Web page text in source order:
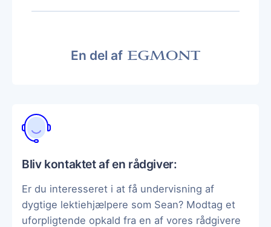
En del af
Bliv kontaktet af en rådgiver:
Er du interesseret i at få undervisning af
dygtige lektiehjælpere som Sean? Modtag et
uforpligtende opkald fra en af vores rådgivere